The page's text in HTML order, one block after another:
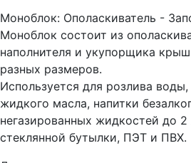
Моноблок: Ополаскиватель -
Моноблок состоит из
наполнителя и укупорщика
разных размеров.
Используется для розлива
жидкого масла, напитки
негазированных жидкостей до
стеклянной бутылки, ПЭТ и ПВХ.